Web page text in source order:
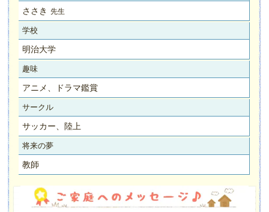
ささき 先生
学校
明治大学
趣味
アニメ、ドラマ鑑賞
サークル
サッカー、陸上
将来の夢
教師